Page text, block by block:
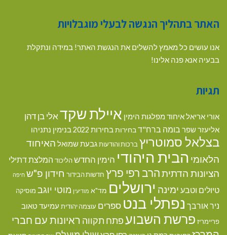
האתר בתהליך הנגשה לבעלי מוגבלויות
אנו עושים כל מאמץ להשלים את הנגשת האתר! במידה ונתקלת
בבעיה אנא פנה אלינו!
תגיות
אורי אריאלאיחוד מפלגות הימין איילת שקדאלי בן דהן
אליעזר שפר בומה ברח"דבחירות בחירות 2022 בנימין נתניהו
בצלאל סמוטריץ ברכות והודעותגבעת שמואל האיחוד
הלאומי הבית היהודי הימין החדשהליכוד המלצת דתילי
הציונות הדתיתהרב רפי פרץ חדשות הבידור חידון פ"ש חיפה
טיולים וטבע ימינה ירושלים מד"א מודיעין מוטי יוגב מוסיקה
ניר אורבך נפתלי בנט ספרים עוצמה יהודית עמיעד טאוב
פריימריז פרשת השבוע פתח תקווה ראיונות עם חברי